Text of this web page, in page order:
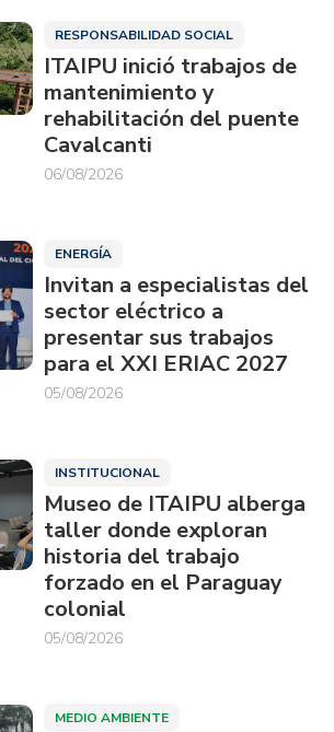
RESPONSABILIDAD SOCIAL
ITAIPU inició trabajos de
mantenimiento y
rehabilitación del puente
Cavalcanti
06/08/2026
ENERGÍA
Invitan a especialistas del
sector eléctrico a
presentar sus trabajos
para el XXI ERIAC 2027
05/08/2026
INSTITUCIONAL
Museo de ITAIPU alberga
taller donde exploran
historia del trabajo
forzado en el Paraguay
colonial
05/08/2026
MEDIO AMBIENTE